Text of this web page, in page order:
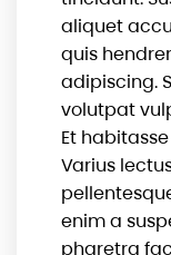
aliquet
quis
adipiscing.
volutpat
Et
Varius
enim a
pharetra